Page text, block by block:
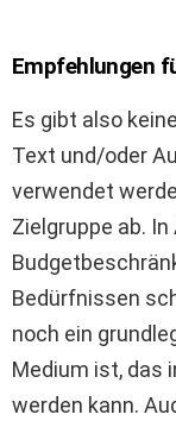
Empfehlungen
Es gibt also
Text und/oder
verwendet
Zielgruppe ab.
Bedürfnissen
noch ein
Medium ist, das
werden kann.